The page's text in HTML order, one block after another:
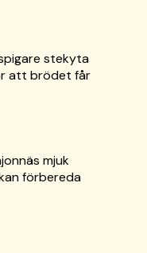
stekyta
att brödet får
mjuk
förbereda